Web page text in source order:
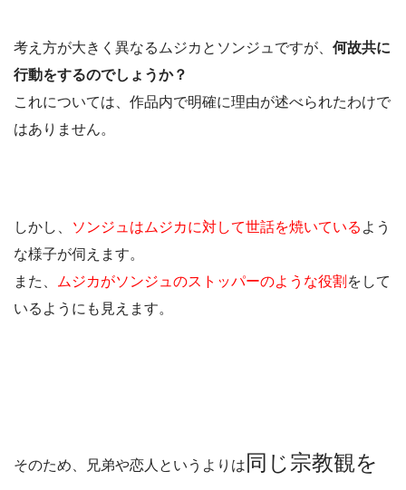
考え方が大きく異なるムジカとソンジュですが、 何故共に
行動をするのでしょうか？
これについては、作品内で明確に理由が述べられたわけで
はありません。
しかし、 ソンジュはムジカに対して世話を焼いている よう
な様子が伺えます。
また、
ムジカがソンジュのストッパーのような役割 をして
いるようにも見えます。
そのため、兄弟や恋人というよりは同じ宗教観を